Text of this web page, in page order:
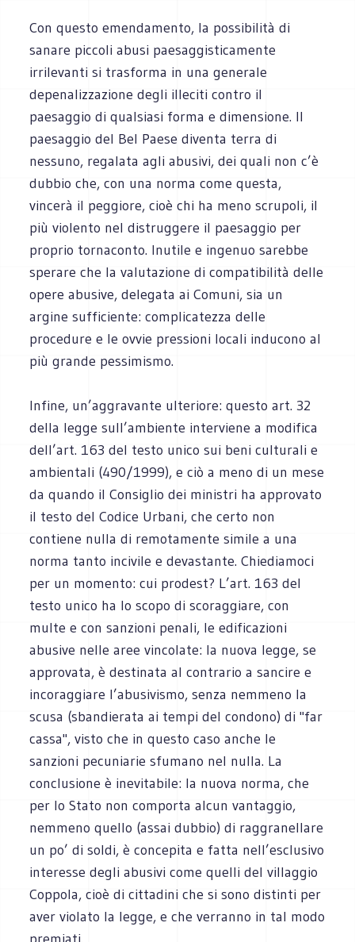
Con questo emendamento, la possibilità di
sanare piccoli abusi paesaggisticamente
irrilevanti si trasforma in una generale
depenalizzazione degli illeciti contro il
paesaggio di qualsiasi forma e dimensione. Il
paesaggio del Bel Paese diventa terra di
nessuno, regalata agli abusivi, dei quali non c’è
dubbio che, con una norma come questa,
vincerà il peggiore, cioè chi ha meno scrupoli, il
più violento nel distruggere il paesaggio per
proprio tornaconto. Inutile e ingenuo sarebbe
sperare che la valutazione di compatibilità delle
opere abusive, delegata ai Comuni, sia un
argine sufficiente: complicatezza delle
procedure e le ovvie pressioni locali inducono al
più grande pessimismo.
Infine, un’aggravante ulteriore: questo art. 32
della legge sull’ambiente interviene a modifica
dell’art. 163 del testo unico sui beni culturali e
ambientali (490/1999), e ciò a meno di un mese
da quando il Consiglio dei ministri ha approvato
il testo del Codice Urbani, che certo non
contiene nulla di remotamente simile a una
norma tanto incivile e devastante. Chiediamoci
per un momento: cui prodest? L’art. 163 del
testo unico ha lo scopo di scoraggiare, con
multe e con sanzioni penali, le edificazioni
abusive nelle aree vincolate: la nuova legge, se
approvata, è destinata al contrario a sancire e
incoraggiare l’abusivismo, senza nemmeno la
scusa (sbandierata ai tempi del condono) di "far
cassa", visto che in questo caso anche le
sanzioni pecuniarie sfumano nel nulla. La
conclusione è inevitabile: la nuova norma, che
per lo Stato non comporta alcun vantaggio,
nemmeno quello (assai dubbio) di raggranellare
un po’ di soldi, è concepita e fatta nell’esclusivo
interesse degli abusivi come quelli del villaggio
Coppola, cioè di cittadini che si sono distinti per
aver violato la legge, e che verranno in tal modo